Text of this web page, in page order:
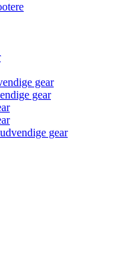
gear
gear
gear